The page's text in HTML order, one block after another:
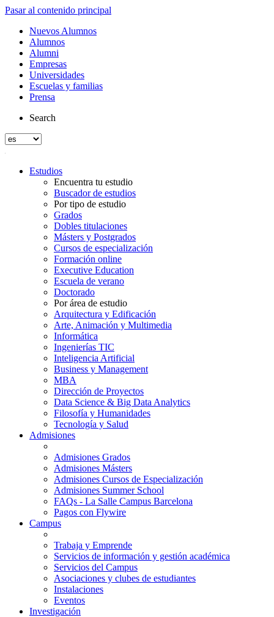
Pasar al contenido principal
Nuevos Alumnos
Alumnos
Alumni
Empresas
Universidades
Escuelas y familias
Prensa
Search
Estudios
Encuentra tu estudio
Buscador de estudios
Por tipo de estudio
Grados
Dobles titulaciones
Másters y Postgrados
Cursos de especialización
Formación online
Executive Education
Escuela de verano
Doctorado
Por área de estudio
Arquitectura y Edificación
Arte, Animación y Multimedia
Informática
Ingenierías TIC
Inteligencia Artificial
Business y Management
MBA
Dirección de Proyectos
Data Science & Big Data Analytics
Filosofía y Humanidades
Tecnología y Salud
Admisiones
Admisiones Grados
Admisiones Másters
Admisiones Cursos de Especialización
Admisiones Summer School
FAQs - La Salle Campus Barcelona
Pagos con Flywire
Campus
Trabaja y Emprende
Servicios de información y gestión académica
Servicios del Campus
Asociaciones y clubes de estudiantes
Instalaciones
Eventos
Investigación